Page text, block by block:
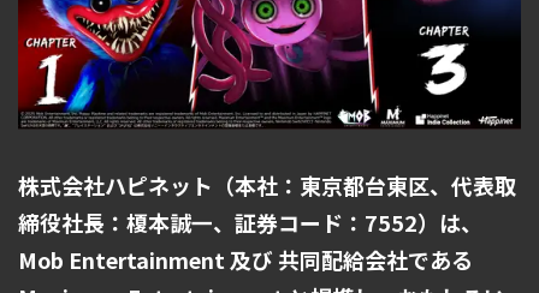
株式会社ハピネット（本社：東京都台東区、代表取
締役社長：榎本誠一、証券コード：7552）は、
Mob Entertainment 及び 共同配給会社である